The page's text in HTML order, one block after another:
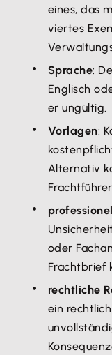
eines, das
viertes
Sprache:
Englisch
er ungültig.
Vorlagen:
Alternativ
oder
Frachtbrief
rechtliche
ein